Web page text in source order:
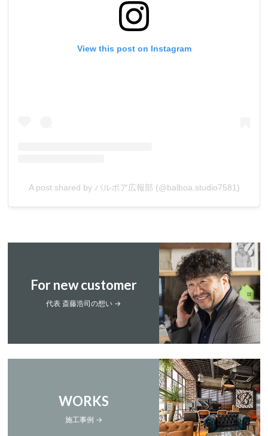
View this post on Instagram
A post shared by バルボア広報部 (@balboa.studio7581)
For new customer
代表 斎藤浩司の想い →
WORKS
施工事例 →